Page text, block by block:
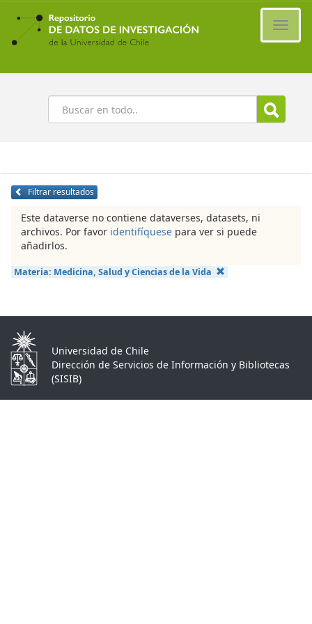
Ir
contenido
principal
Buscar
Filtrar resultados
Este dataverse no contiene dataverses, datasets, ni
archivos. Por favor identifíquese para ver si puede
añadirlos.
Materia: Medicina, Salud y Ciencias de la Vida
Universidad de Chile
Dirección de Servicios de Información y Bibliotecas
(SISIB)